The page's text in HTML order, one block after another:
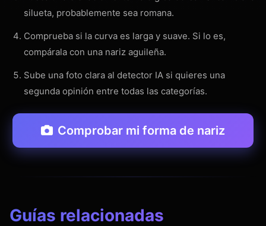
silueta, probablemente sea romana.
Comprueba si la curva es larga y suave. Si lo es,
compárala con una nariz aguileña.
Sube una foto clara al detector IA si quieres una
segunda opinión entre todas las categorías.
Comprobar mi forma de nariz
Guías relacionadas